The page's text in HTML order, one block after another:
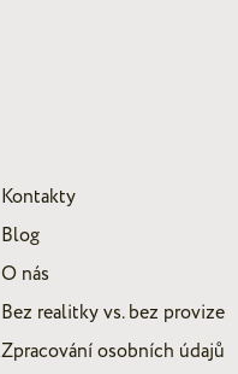
Kontakty
Blog
O nás
Bez realitky vs. bez provize
Zpracování osobních údajů